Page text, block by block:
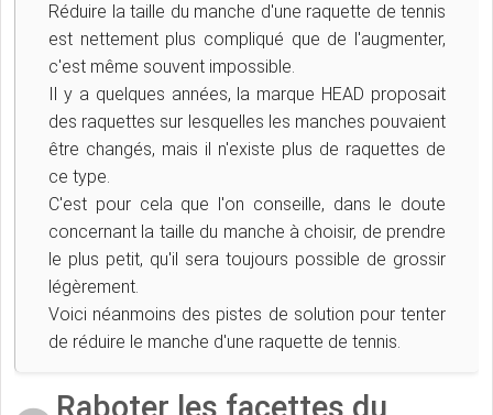
Réduire la taille du manche d'une raquette de tennis
est nettement plus compliqué que de l'augmenter,
c'est même souvent impossible.
Il y a quelques années, la marque HEAD proposait
des raquettes sur lesquelles les manches pouvaient
être changés, mais il n'existe plus de raquettes de
ce type.
C'est pour cela que l'on conseille, dans le doute
concernant la taille du manche à choisir, de prendre
le plus petit, qu'il sera toujours possible de grossir
légèrement.
Voici néanmoins des pistes de solution pour tenter
de réduire le manche d'une raquette de tennis.
Raboter les facettes du